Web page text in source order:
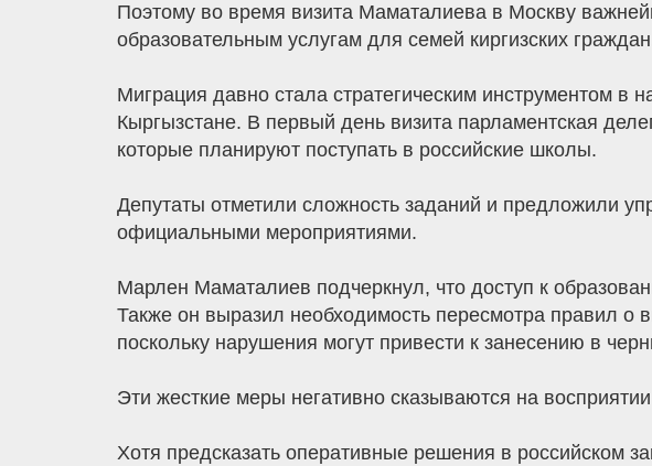
Поэтому во время визита Маматалиева в Москву
образовательным услугам для семей киргизских
Миграция давно стала стратегическим инструментом в
Кыргызстане. В первый день визита парламентская
которые планируют поступать в российские школы.
Депутаты отметили сложность заданий и предложили
официальными мероприятиями.
Марлен Маматалиев подчеркнул, что доступ к
Также он выразил необходимость пересмотра правил о
поскольку нарушения могут привести к занесению в
Эти жесткие меры негативно сказываются на
Хотя предсказать оперативные решения в российском